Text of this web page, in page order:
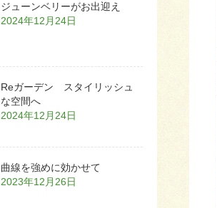
ジューンベリーがお出迎え
2024年12月24日
Reガーデン スタイリッシュ
な空間へ
2024年12月24日
曲線を強めに効かせて
2023年12月26日